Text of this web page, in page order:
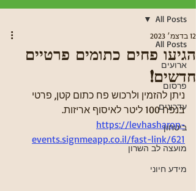
All Posts
ארועים
פרסום
עדכונים
ביטחון
מועצה לב השרון
מידע חיוני
All Posts
הגיעו פחים כתומים פרטיים
חדשים!
12 בדצמ׳ 2023
ניתן להזמין ולרכוש פח כתום קטן, פרטי
בנפח 100 ליטר לאיסוף אריזות.
https://levhasharon-
events.signmeapp.co.il/fast-link/621